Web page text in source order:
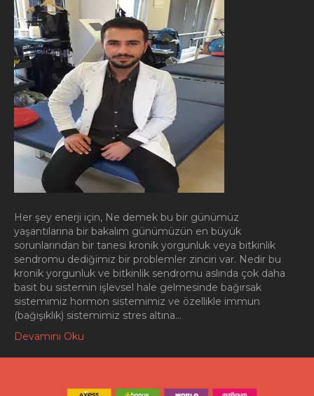
Her şey enerji için, Ne demek bu bir günümüz
yaşantılarına bir bakalım günümüzün en büyük
sorunlarından bir tanesi kronik yorgunluk veya bitkinlik
sendromu dediğimiz bir problemler zinciri var. Nedir bu
kronik yorgunluk ve bitkinlik sendromu aslında çok daha
basit bu sistemin işlevsel hale gelmesinde bağırsak
sistemimiz hormon sistemimiz ve özellikle immun
(bağışıklık) sistemimiz stres altına…
Devamını Oku